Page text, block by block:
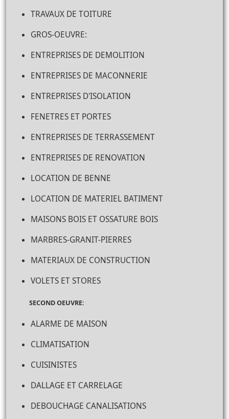
TRAVAUX DE TOITURE
GROS-OEUVRE:
ENTREPRISES DE DEMOLITION
ENTREPRISES DE MACONNERIE
ENTREPRISES D'ISOLATION
FENETRES ET PORTES
ENTREPRISES DE TERRASSEMENT
ENTREPRISES DE RENOVATION
LOCATION DE BENNE
LOCATION DE MATERIEL BATIMENT
MAISONS BOIS ET OSSATURE BOIS
MARBRES-GRANIT-PIERRES
MATERIAUX DE CONSTRUCTION
VOLETS ET STORES
SECOND OEUVRE:
ALARME DE MAISON
CLIMATISATION
CUISINISTES
DALLAGE ET CARRELAGE
DEBOUCHAGE CANALISATIONS